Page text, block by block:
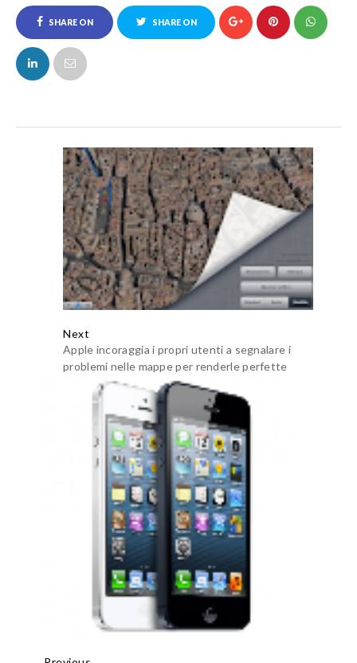
SHARE ON
FACEBOOK
SHARE ON
Next
Apple incoraggia i propri utenti a segnalare i
problemi nelle mappe per renderle perfette